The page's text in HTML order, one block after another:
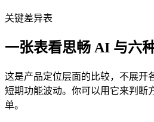
关键差异表
一张表看思畅 AI 与六
这是产品定位层面的比较，不展开
短期功能波动。你可以用它来判断
单。